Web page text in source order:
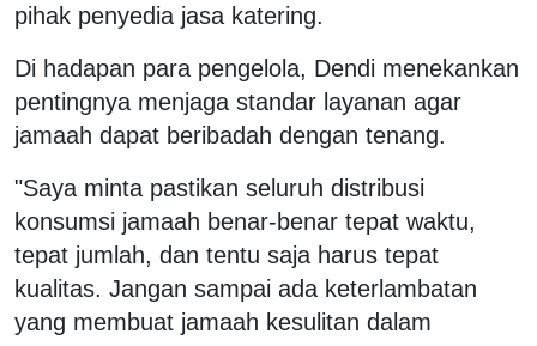
pihak penyedia jasa katering.
Di hadapan para pengelola, Dendi menekankan
pentingnya menjaga standar layanan agar
jamaah dapat beribadah dengan tenang.
"Saya minta pastikan seluruh distribusi
konsumsi jamaah benar-benar tepat waktu,
tepat jumlah, dan tentu saja harus tepat
kualitas. Jangan sampai ada keterlambatan
yang membuat jamaah kesulitan dalam